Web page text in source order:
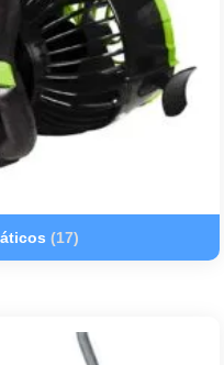
(17)